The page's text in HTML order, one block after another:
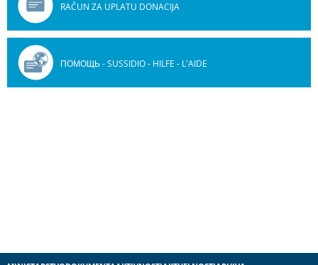
RAČUN ZA UPLATU DONACIJA
ПОМОЩЬ - SUSSIDIO - HILFE - L'AIDE